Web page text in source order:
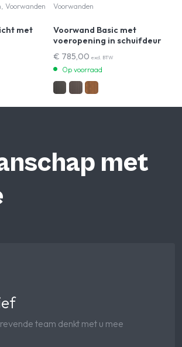
Voorwanden
met
Voorwanden
Voorwand Basic met
voeropening in schuifdeur
€ 785,00 excl. BTW
Op voorraad
met
team denkt met u mee